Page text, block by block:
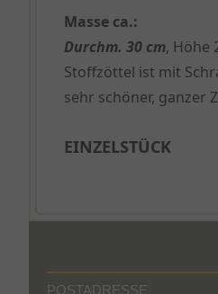
Masse ca.:
Durchm. 30 cm, Höhe
Stoffzöttel ist mit
sehr schöner, ganzer
EINZELSTÜCK
POSTADRESSE